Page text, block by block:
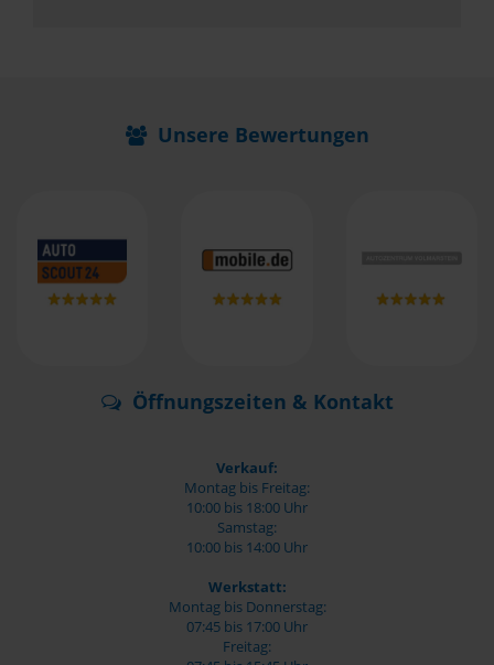
Unsere Bewertungen
Öffnungszeiten & Kontakt
Verkauf:
Montag bis Freitag:
10:00 bis 18:00 Uhr
Samstag:
10:00 bis 14:00 Uhr
Werkstatt:
Montag bis Donnerstag:
07:45 bis 17:00 Uhr
Freitag: